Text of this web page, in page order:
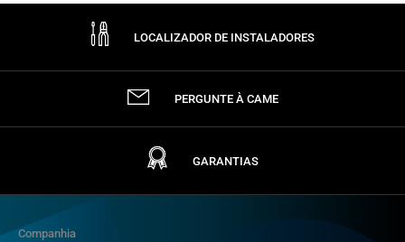
LOCALIZADOR DE INSTALADORES
PERGUNTE À CAME
GARANTIAS
Companhia